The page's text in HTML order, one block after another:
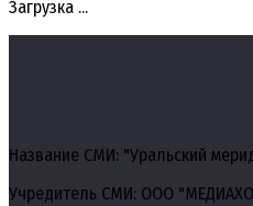
Загрузка ...
Название СМИ: "Уральский
Учредитель СМИ: ООО